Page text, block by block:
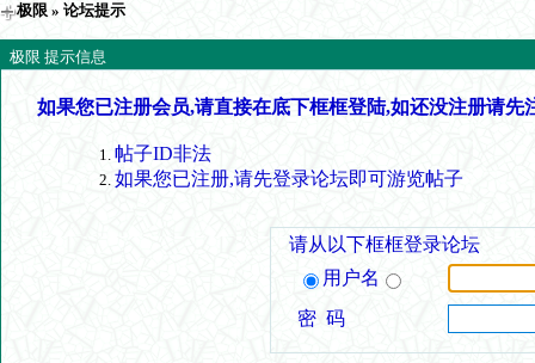
极限 » 论坛提示
极限 提示信息
如果您已注册会员,请直接在底下框框登陆,如还没注册请先
帖子ID非法
如果您已注册,请先登录论坛即可游览帖子
请从以下框框登录论坛
用户名
密 码